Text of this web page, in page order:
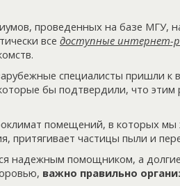
проведенных на базе МГУ,
все доступные интернет-
специалисты пришли
бы подтвердили, что
помещений, в которых мы
притягивает частицы пыли и
надежным помощником, а
важно правильно